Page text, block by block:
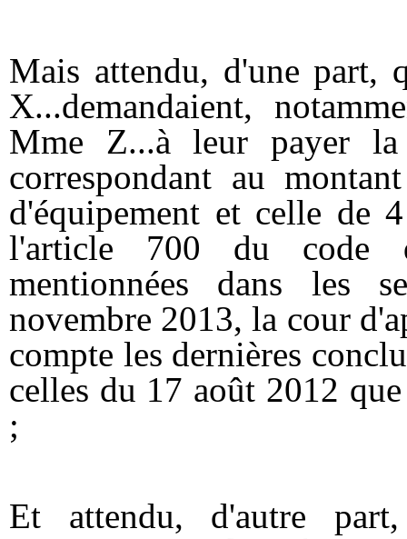
Mais attendu, d'une part,
X...demandaient,
Mme Z...à leur payer
correspondant au
d'équipement et celle de
l'article 700 du code
mentionnées dans les
novembre 2013, la cour
compte les dernières
celles du 17 août 2012
;
Et attendu, d'autre